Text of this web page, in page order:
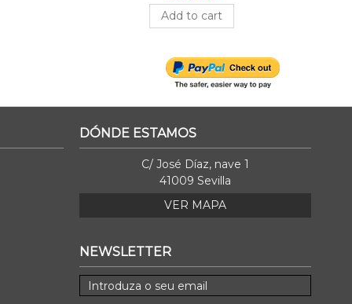
Add to cart
DÓNDE ESTAMOS
C/ José Díaz, nave 1
41009 Sevilla
VER MAPA
NEWSLETTER